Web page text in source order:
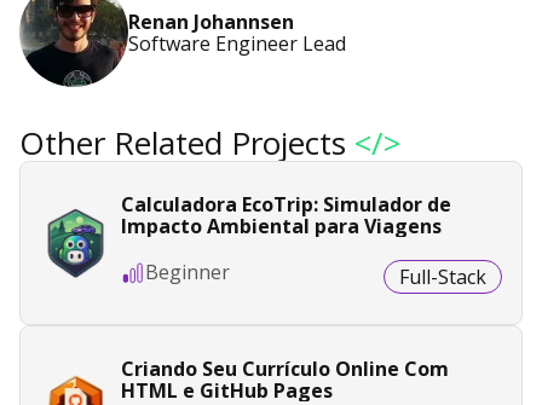
Renan Johannsen
Software Engineer Lead
Other Related Projects </>
Calculadora EcoTrip: Simulador de
Impacto Ambiental para Viagens
Beginner
Full-Stack
Criando Seu Currículo Online Com
HTML e GitHub Pages